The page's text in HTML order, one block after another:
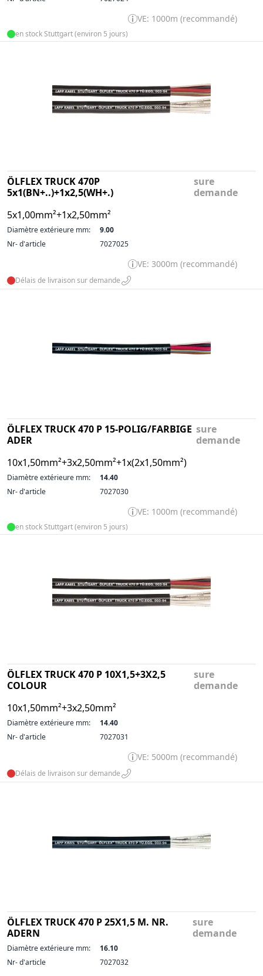
VE: 1000m (recommandé)
en stock Stuttgart (environ 5 jours)
ÖLFLEX TRUCK 470P
5x1(BN+..)+1x2,5(WH+.)
5x1,00mm²+1x2,50mm²
sure
demande
Diamètre extérieure mm:
9.00
Nr- d'article
7027025
VE: 3000m (recommandé)
Délais de livraison sur demande
ÖLFLEX TRUCK 470 P 15-POLIG/FARBIGE
ADER
10x1,50mm²+3x2,50mm²+1x(2x1,50mm²)
sure
demande
Diamètre extérieure mm:
14.40
Nr- d'article
7027030
VE: 1000m (recommandé)
en stock Stuttgart (environ 5 jours)
ÖLFLEX TRUCK 470 P 10X1,5+3X2,5
COLOUR
10x1,50mm²+3x2,50mm²
sure
demande
Diamètre extérieure mm:
14.40
Nr- d'article
7027031
VE: 5000m (recommandé)
Délais de livraison sur demande
ÖLFLEX TRUCK 470 P 25X1,5 M. NR.
ADERN
sure
demande
Diamètre extérieure mm:
16.10
Nr- d'article
7027032